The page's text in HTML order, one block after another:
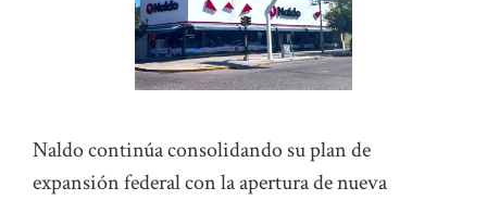
Naldo continúa consolidando su plan de
expansión federal con la apertura de nueva